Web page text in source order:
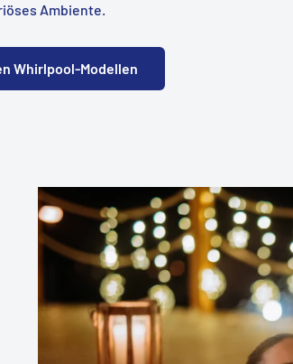
Ambiente.
Whirlpool-Modellen